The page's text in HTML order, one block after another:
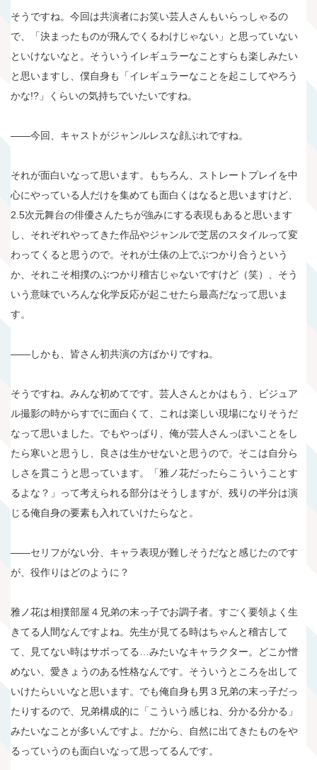
そうですね。今回は共演者にお笑い芸人さんもいらっしゃるの
で、「決まったものが飛んでくるわけじゃない」と思っていない
といけないなと。そういうイレギュラーなことすらも楽しみたい
と思いますし、僕自身も「イレギュラーなことを起こしてやろう
かな!?」くらいの気持ちでいたいですね。
――今回、キャストがジャンルレスな顔ぶれですね。
それが面白いなって思います。もちろん、ストレートプレイを中
心にやっている人だけを集めても面白くはなると思いますけど、
2.5次元舞台の俳優さんたちが強みにする表現もあると思います
し、それぞれやってきた作品やジャンルで芝居のスタイルって変
わってくると思うので。それが土俵の上でぶつかり合うという
か、それこそ相撲のぶつかり稽古じゃないですけど（笑）、そう
いう意味でいろんな化学反応が起こせたら最高だなって思いま
す。
――しかも、皆さん初共演の方ばかりですね。
そうですね。みんな初めてです。芸人さんとかはもう、ビジュア
ル撮影の時からすでに面白くて、これは楽しい現場になりそうだ
なって思いました。でもやっぱり、俺が芸人さんっぽいことをし
たら寒いと思うし、良さは生かせないと思うので。そこは自分ら
しさを貫こうと思っています。「雅ノ花だったらこういうことす
るよな？」って考えられる部分はそうしますが、残りの半分は演
じる俺自身の要素も入れていけたらなと。
――セリフがない分、キャラ表現が難しそうだなと感じたのです
が、役作りはどのように？
雅ノ花は相撲部屋４兄弟の末っ子でお調子者。すごく要領よく生
きてる人間なんですよね。先生が見てる時はちゃんと稽古して
て、見てない時はサボってる…みたいなキャラクター。どこか憎
めない、愛きょうのある性格なんです。そういうところを出して
いけたらいいなと思います。でも俺自身も男３兄弟の末っ子だっ
たりするので、兄弟構成的に「こういう感じね、分かる分かる」
みたいなことが多いんですよ。だから、自然に出てきたものをや
るっていうのも面白いなって思ってるんです。